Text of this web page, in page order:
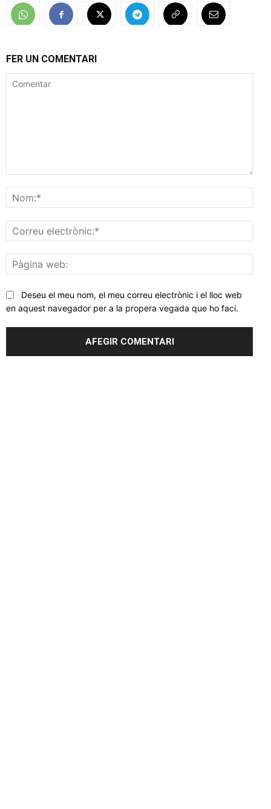
FER UN COMENTARI
web:
Deseu el meu nom, el meu correu electrònic i el lloc web
en aquest navegador per a la propera vegada que ho faci.